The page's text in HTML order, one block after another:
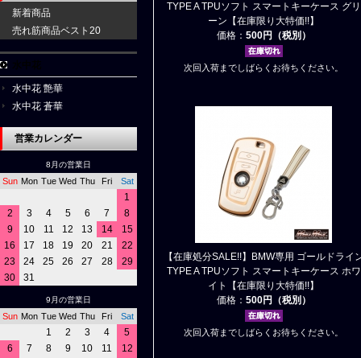
TYPE A TPUソフト スマートキーケース グリ
ーン【在庫限り大特価!!】
価格： 500円（税別）
次回入荷までしばらくお待ちください。
【在庫処分SALE!!】BMW専用 ゴールドライ
TYPE A TPUソフト スマートキーケース ホワ
イト【在庫限り大特価!!】
価格： 500円（税別）
次回入荷までしばらくお待ちください。
新着商品
売れ筋商品ベスト20
水中花 艶華
水中花 蒼華
営業カレンダー
8月の営業日
Sun Mon Tue Wed Thu Fri Sat
1
2
3 4 5 6 7
8
9
10 11 12 13 14
15
16
17 18 19 20 21
22
23
24 25 26 27 28
29
30
31
9月の営業日
Sun Mon Tue Wed Thu Fri Sat
1 2 3 4
5
6
7 8 9 10 11
12